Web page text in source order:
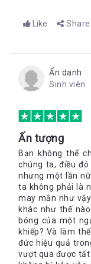
Z - Cậu thiếu niên
nhận ra người cha
thay vì con cái,
tẩy chay hàng
cả điều này đã
Tất cả những điều
nỗi tức giận và hận
cứ tự suy đoán,
theo con đường
bố khét tiếng
nghiệm cuộc đời ấy
cách hành xử
dù đó là loại bạo
hay là ở bất cứ nơi
Khi Z trưởng thành
Like Share
Ẩn danh
Sinh viên
Ấn tượng
Bạn không thể
chúng ta, điều
nhưng một lần
ta không phải là
may mắn như
khác như thế
bóng của một
khiếp? Và làm
đức hiệu quả
vượt qua được tất